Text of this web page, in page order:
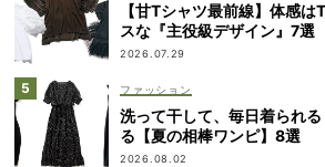
【甘Tシャツ最前線】体感
スな『主役級デザイン』7選
2026.07.29
ファッション
洗って干して、毎日着られ
る【夏の相棒ワンピ】8選
2026.08.02